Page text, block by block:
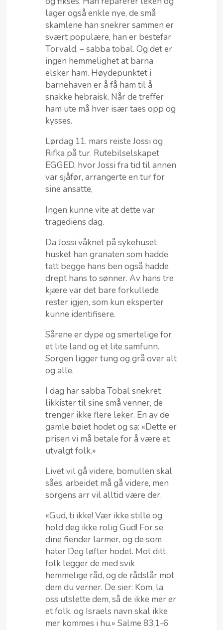
lager også enkle nye, de små
skamlene han snekrer sammen er
svært populære, han er bestefar
Torvald, – sabba tobal. Og det er
ingen hemmelighet at barna
elsker ham. Høydepunktet i
barnehaven er å få ham til å
snakke hebraisk. Når de treffer
ham ute må hver især taes opp og
kysses.
Lørdag 11. mars reiste Jossi og
Rifka på tur. Rutebilselskapet
EGGED, hvor Jossi fra tid til annen
var sjåfør, arrangerte en tur for
sine ansatte,
Ingen kunne vite at dette var
tragediens dag.
Da Jossi våknet på sykehuset
husket han granaten som hadde
tatt begge hans ben også hadde
drept hans to sønner. Av hans tre
kjære var det bare forkullede
rester igjen, som kun eksperter
kunne identifisere.
Sårene er dype og smertelige for
et lite land og et lite samfunn.
Sorgen ligger tung og grå over alt
og alle.
I dag har sabba Tobal snekret
likkister til sine små venner, de
trenger ikke flere leker. En av de
gamle bøiet hodet og sa: «Dette er
prisen vi må betale for å være et
utvalgt folk.»
Livet vil gå videre, bomullen skal
såes, arbeidet må gå videre, men
sorgens arr vil alltid være der.
«Gud, ti ikke! Vær ikke stille og
hold deg ikke rolig Gud! For se
dine fiender larmer, og de som
hater Deg løfter hodet. Mot ditt
folk legger de med svik
hemmelige råd, og de rådslår mot
dem du verner. De sier: Kom, la
oss utslette dem, så de ikke mer er
et folk, og Israels navn skal ikke
mer kommes i hu.» Salme 83,1-6